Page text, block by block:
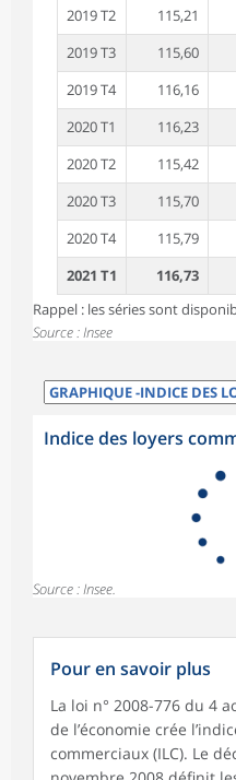
2019 T2
115,21
2019 T3
115,60
2019 T4
116,16
2020 T1
116,23
2020 T2
115,42
2020 T3
115,70
2020 T4
115,79
2021 T1
116,73
Rappel : les séries sont
Source : Insee
Indice des loyers
Source : Insee.
Pour en savoir plus
La loi n° 2008-776 du 4
de l’économie crée
commerciaux (ILC). Le